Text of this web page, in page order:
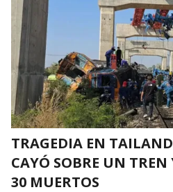
TRAGEDIA EN
CAYÓ SOBRE UN TREN
30 MUERTOS